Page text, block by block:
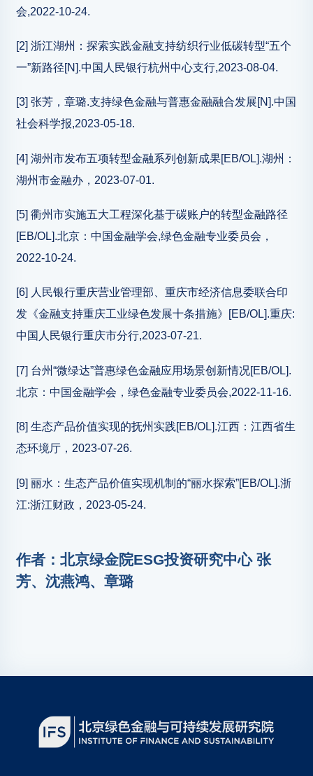
会,2022-10-24.
[2] 浙江湖州：探索实践金融支持纺织行业低碳转型“五个
一”新路径[N].中国人民银行杭州中心支行,2023-08-04.
[3] 张芳，章璐.支持绿色金融与普惠金融融合发展[N].中国
社会科学报,2023-05-18.
[4] 湖州市发布五项转型金融系列创新成果[EB/OL].湖州：
湖州市金融办，2023-07-01.
[5] 衢州市实施五大工程深化基于碳账户的转型金融路径
[EB/OL].北京：中国金融学会,绿色金融专业委员会，
2022-10-24.
[6] 人民银行重庆营业管理部、重庆市经济信息委联合印
发《金融支持重庆工业绿色发展十条措施》[EB/OL].重庆:
中国人民银行重庆市分行,2023-07-21.
[7] 台州“微绿达”普惠绿色金融应用场景创新情况[EB/OL].
北京：中国金融学会，绿色金融专业委员会,2022-11-16.
[8] 生态产品价值实现的抚州实践[EB/OL].江西：江西省生
态环境厅，2023-07-26.
[9] 丽水：生态产品价值实现机制的“丽水探索”[EB/OL].浙
江:浙江财政，2023-05-24.
作者：北京绿金院ESG投资研究中心 张
芳、沈燕鸿、章璐